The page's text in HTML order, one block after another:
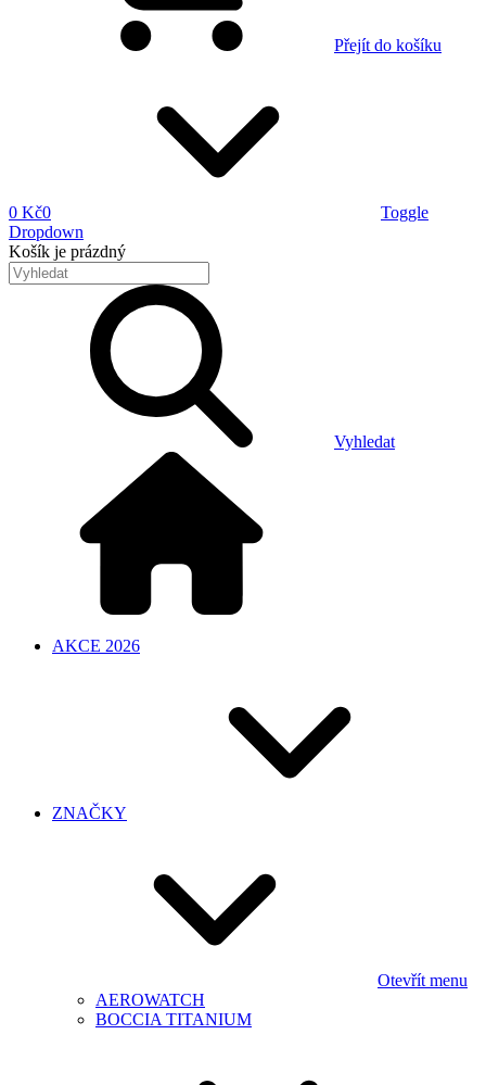
Přejít do košíku
0 Kč0
Toggle
Dropdown
Košík je prázdný
Vyhledat
AKCE 2026
ZNAČKY
Otevřít menu
AEROWATCH
BOCCIA TITANIUM